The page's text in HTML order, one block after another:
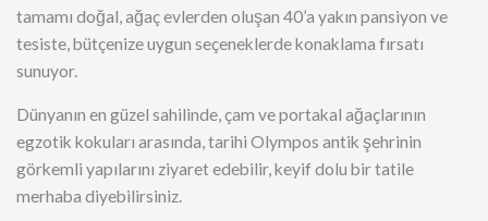
tamamı doğal, ağaç evlerden oluşan 40’a yakın pansiyon ve
tesiste, bütçenize uygun seçeneklerde konaklama fırsatı
sunuyor.
Dünyanın en güzel sahilinde, çam ve portakal ağaçlarının
egzotik kokuları arasında, tarihi Olympos antik şehrinin
görkemli yapılarını ziyaret edebilir, keyif dolu bir tatile
merhaba diyebilirsiniz.